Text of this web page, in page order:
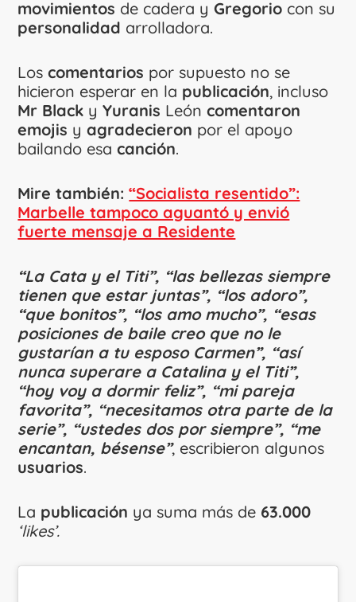
movimientos de cadera yGregorio con su
personalidad arrolladora.
Loscomentarios por supuesto no se
hicieron esperar en la publicación, incluso
Mr Black yYuranis Leóncomentaron
emojis yagradecieron por el apoyo
bailando esacanción.
Mire también:“Socialista resentido”:
Marbelle tampoco aguantó y envió
fuerte mensaje a Residente
“La Cata y el Titi”, “las bellezas siempre
tienen que estar juntas”, “los adoro”,
“que bonitos”, “los amo mucho”, “esas
posiciones de baile creo que no le
gustarían a tu esposo Carmen”, “así
nunca superare a Catalina y el Titi”,
“hoy voy a dormir feliz”, “mi pareja
favorita”, “necesitamos otra parte de la
serie”, “ustedes dos por siempre”, “me
encantan, bésense”, escribieron algunos
usuarios.
La publicación ya suma más de 63.000
‘likes’.